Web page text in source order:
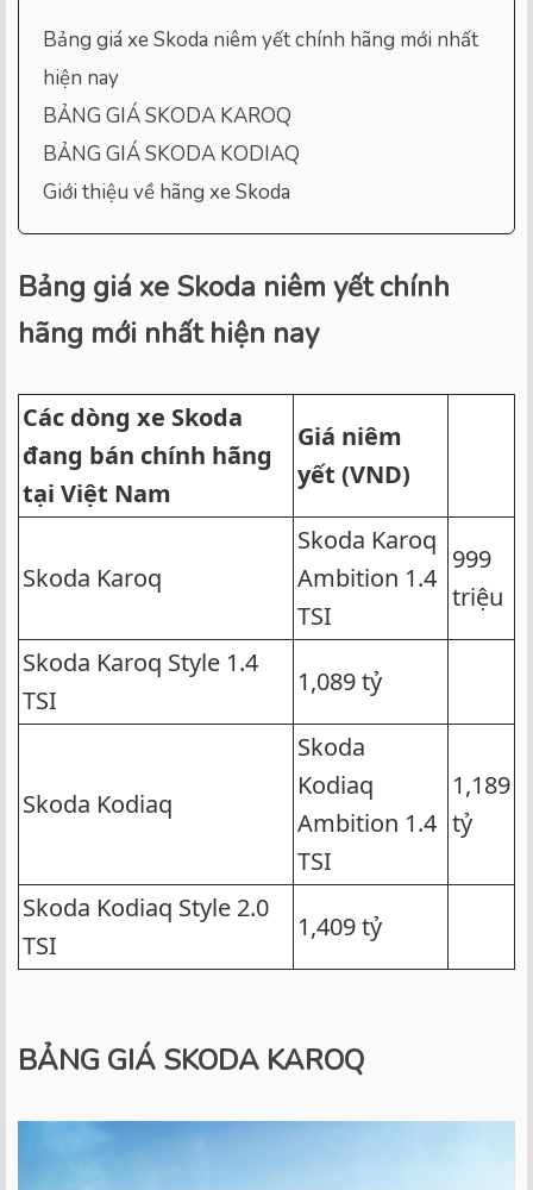
Bảng giá xe Skoda niêm yết chính hãng mới nhất
hiện nay
BẢNG GIÁ SKODA KAROQ
BẢNG GIÁ SKODA KODIAQ
Giới thiệu về hãng xe Skoda
Bảng giá xe Skoda niêm yết chính
hãng mới nhất hiện nay
Các dòng xe Skoda
đang bán chính hãng
tại Việt Nam
Giá niêm
yết (VND)
Skoda Karoq
Skoda Karoq
Ambition 1.4
TSI
999
triệu
Skoda Karoq Style 1.4
TSI
1,089 tỷ
Skoda Kodiaq
Skoda
Kodiaq
Ambition 1.4
TSI
1,189
tỷ
Skoda Kodiaq Style 2.0
TSI
1,409 tỷ
BẢNG GIÁ SKODA KAROQ